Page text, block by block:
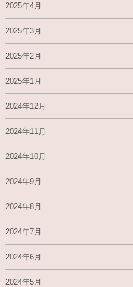
2025年4月
2025年3月
2025年2月
2025年1月
2024年12月
2024年11月
2024年10月
2024年9月
2024年8月
2024年7月
2024年6月
2024年5月